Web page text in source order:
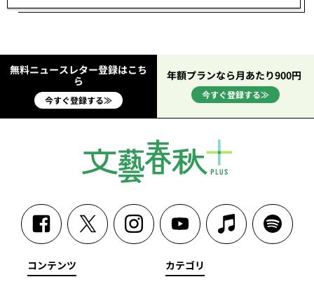
無料ニュースレター登録はこち
ら
今すぐ登録する≫
年額プランなら月あたり900円
今すぐ登録する≫
コンテンツ カテゴリ